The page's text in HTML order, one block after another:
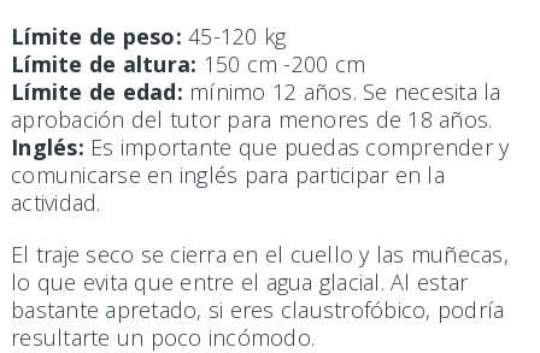
Límite de peso: 45-120 kg
Límite de altura: 150 cm -200 cm
Límite de edad: mínimo 12 años. Se necesita la
aprobación del tutor para menores de 18 años.
Inglés: Es importante que puedas comprender y
comunicarse en inglés para participar en la
actividad.
El traje seco se cierra en el cuello y las muñecas,
lo que evita que entre el agua glacial. Al estar
bastante apretado, si eres claustrofóbico, podría
resultarte un poco incómodo.